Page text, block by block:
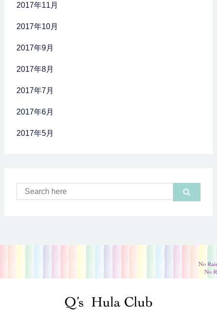
2017年11月
2017年10月
2017年9月
2017年8月
2017年7月
2017年6月
2017年5月